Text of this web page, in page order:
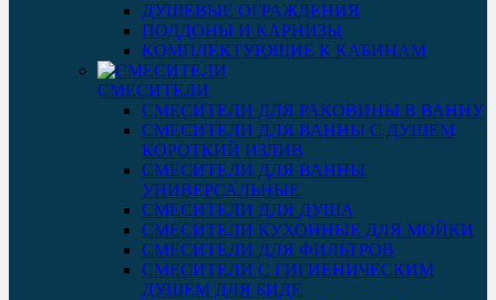
ДУШЕВЫЕ ОГРАЖДЕНИЯ
ПОДДОНЫ И КАРНИЗЫ
КОМПЛЕКТУЮЩИЕ К КАБИНАМ
СМЕСИТЕЛИ
СМЕСИТЕЛИ ДЛЯ РАКОВИНЫ В ВАННУ
СМЕСИТЕЛИ ДЛЯ ВАННЫ С ДУШЕМ
КОРОТКИЙ ИЗЛИВ
СМЕСИТЕЛИ ДЛЯ ВАННЫ
УНИВЕРСАЛЬНЫЕ
СМЕСИТЕЛИ ДЛЯ ДУША
СМЕСИТЕЛИ КУХОННЫЕ ДЛЯ МОЙКИ
СМЕСИТЕЛИ ДЛЯ ФИЛЬТРОВ
СМЕСИТЕЛИ С ГИГИЕНИЧЕСКИМ
ДУШЕМ ДЛЯ БИДЕ